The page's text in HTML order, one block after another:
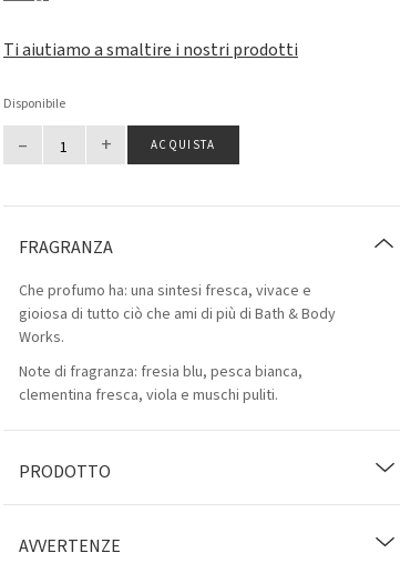
Ti aiutiamo a smaltire i nostri prodotti
Disponibile
– + ACQUISTA
FRAGRANZA
Che profumo ha: una sintesi fresca, vivace e
gioiosa di tutto ciò che ami di più di Bath & Body
Works.
Note di fragranza: fresia blu, pesca bianca,
clementina fresca, viola e muschi puliti.
PRODOTTO
AVVERTENZE